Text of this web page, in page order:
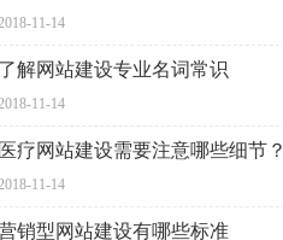
11-14
了解网站建设专业名词常识
11-14
医疗网站建设需要注意哪些细节？
11-14
销型网站建设有哪些标准